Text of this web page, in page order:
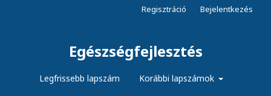
Egészségfejlesztés
Legfrissebb lapszám Korábbi lapszámok
Regisztráció Bejelentkezés